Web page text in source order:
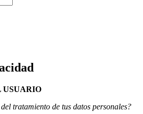
USUARIO
tratamiento de tus datos personales?